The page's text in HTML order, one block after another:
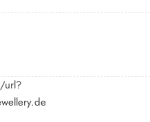
url?